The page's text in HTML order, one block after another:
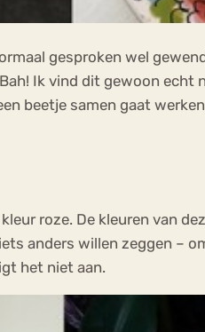
gesproken wel
Ik vind dit gewoon
beetje samen gaat
roze. De kleuren van
anders willen zeggen –
het niet aan.